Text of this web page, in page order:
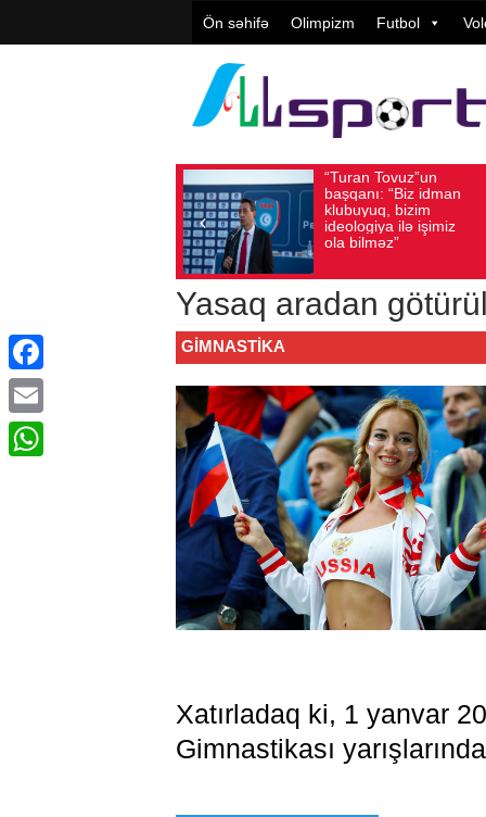
Ön səhifə Olimpizm Futbol
başqanı: “Biz idman
klubuyuq, bizim
ideologiya ilə işimiz
ola bilməz”
Vüqar
yüksək
Avqust 05, 2026
Yasaq aradan
GIMNASTIKA
Xatırladaq ki, 1 yanvar
Gimnastikası
Facebook
Email